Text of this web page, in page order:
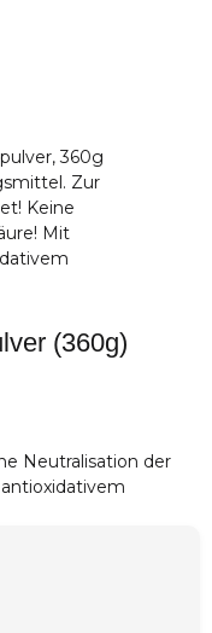
(360g)
Neutralisation der